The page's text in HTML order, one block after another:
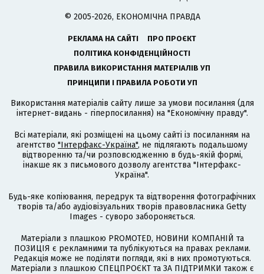
© 2005-2026, ЕКОНОМІЧНА ПРАВДА
РЕКЛАМА НА САЙТІ
ПРО ПРОЄКТ
ПОЛІТИКА КОНФІДЕНЦІЙНОСТІ
ПРАВИЛА ВИКОРИСТАННЯ МАТЕРІАЛІВ УП
ПРИНЦИПИ І ПРАВИЛА РОБОТИ УП
Використання матеріалів сайту лише за умови посилання (для
інтернет-видань - гіперпосилання) на "Економічну правду".
Всі матеріали, які розміщені на цьому сайті із посиланням на
агентство "Інтерфакс-Україна", не підлягають подальшому
відтворенню та/чи розповсюдженню в будь-якій формі,
інакше як з письмового дозволу агентства "Інтерфакс-
Україна".
Будь-яке копіювання, передрук та відтворення фотографічних
творів та/або аудіовізуальних творів правовласника Getty
Images - суворо забороняється.
Матеріали з плашкою PROMOTED, НОВИНИ КОМПАНІЙ та
ПОЗИЦІЯ є рекламними та публікуються на правах реклами.
Редакція може не поділяти погляди, які в них промотуються.
Матеріали з плашкою СПЕЦПРОЄКТ та ЗА ПІДТРИМКИ також є